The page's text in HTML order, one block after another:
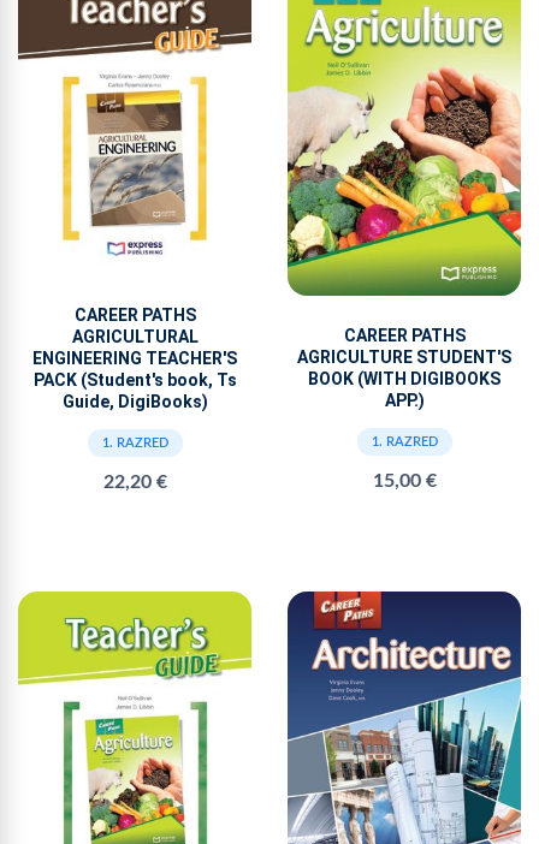
CAREER PATHS
AGRICULTURAL
ENGINEERING TEACHER'S
PACK (Student's book, Ts
Guide, DigiBooks)
1. RAZRED
22,20 €
CAREER PATHS
AGRICULTURE STUDENT'S
BOOK (WITH DIGIBOOKS
APP.)
1. RAZRED
15,00 €